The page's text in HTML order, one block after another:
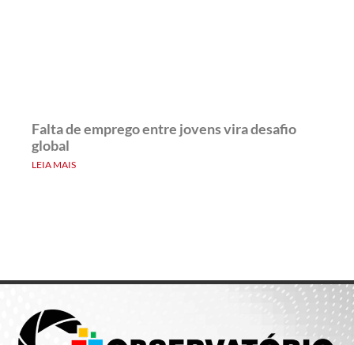
Falta de emprego entre jovens vira desafio
global
LEIA MAIS